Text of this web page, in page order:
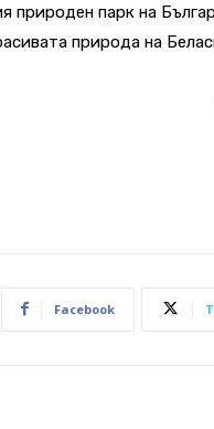
природен парк на
природа на
Facebook